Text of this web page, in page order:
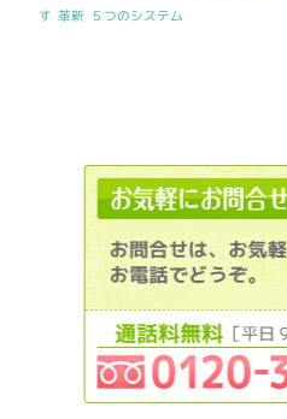
す 革新 ５つのシステム